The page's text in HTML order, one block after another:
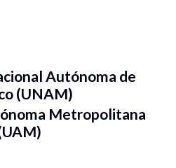
Autónoma de
(UNAM)
Metropolitana